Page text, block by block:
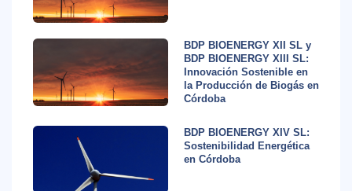
BDP BIOENERGY XII SL y
BDP BIOENERGY XIII SL:
Innovación Sostenible en
la Producción de Biogás en
Córdoba
BDP BIOENERGY XIV SL:
Sostenibilidad Energética
en Córdoba